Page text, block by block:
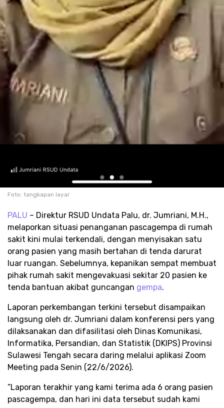
Foto: tangkapan layar
PALU – Direktur RSUD Undata Palu, dr. Jumriani, M.H.,
melaporkan situasi penanganan pascagempa di rumah
sakit kini mulai terkendali, dengan menyisakan satu
orang pasien yang masih bertahan di tenda darurat
luar ruangan. Sebelumnya, kepanikan sempat membuat
pihak rumah sakit mengevakuasi sekitar 20 pasien ke
tenda bantuan akibat guncangan gempa.
​Laporan perkembangan terkini tersebut disampaikan
langsung oleh dr. Jumriani dalam konferensi pers yang
dilaksanakan dan difasilitasi oleh Dinas Komunikasi,
Informatika, Persandian, dan Statistik (DKIPS) Provinsi
Sulawesi Tengah secara daring melalui aplikasi Zoom
Meeting pada Senin (22/6/2026).
​”Laporan terakhir yang kami terima ada 6 orang pasien
pascagempa, dan hari ini data tersebut sudah kami